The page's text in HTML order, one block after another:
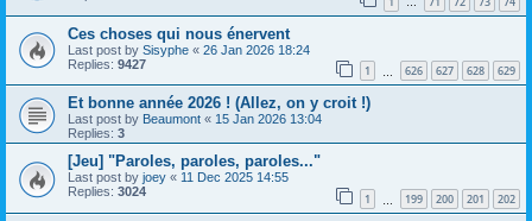
…
Ces choses qui nous énervent
Last post by Sisyphe « 26 Jan 2026 18:24
Replies: 9427 1 626 627 628 629
Et bonne année 2026 ! (Allez, on y croit !)
Last post by Beaumont « 15 Jan 2026 13:04
Replies: 3
[Jeu] "Paroles, paroles, paroles..."
Last post by joey « 11 Dec 2025 14:55
Replies: 3024 1 199 200 201 202